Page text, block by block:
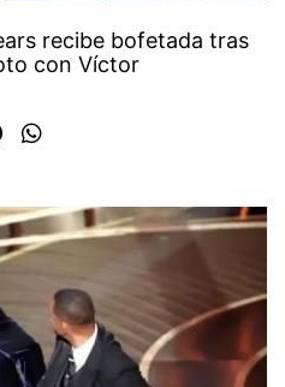
recibe bofetada tras
con Víctor